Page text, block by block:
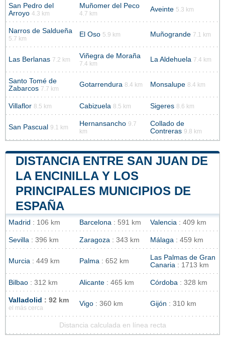
San Pedro del
Arroyo 4.3 km
Muñomer del Peco
4.7 km
Aveinte 5.3 km
Narros de Saldueña
5.7 km
El Oso 5.9 km Muñogrande 7.1 km
Las Berlanas 7.2 km Viñegra de Moraña
7.4 km
La Aldehuela 7.4 km
Santo Tomé de
Zabarcos 7.7 km
Gotarrendura 8.4 km Monsalupe 8.4 km
Villaflor 8.5 km Cabizuela 8.5 km Sigeres 8.6 km
San Pascual 9.1 km Hernansancho 9.7
km
Collado de
Contreras 9.8 km
DISTANCIA ENTRE SAN JUAN DE
LA ENCINILLA Y LOS
PRINCIPALES MUNICIPIOS DE
ESPAÑA
Madrid : 106 km Barcelona : 591 km Valencia : 409 km
Sevilla : 396 km Zaragoza : 343 km Málaga : 459 km
Murcia : 449 km Palma : 652 km
Las Palmas de Gran
Canaria : 1713 km
Bilbao : 312 km Alicante : 465 km Córdoba : 328 km
Valladolid : 92 km
el más cerca
Vigo : 360 km Gijón : 310 km
Distancia calculada en línea recta